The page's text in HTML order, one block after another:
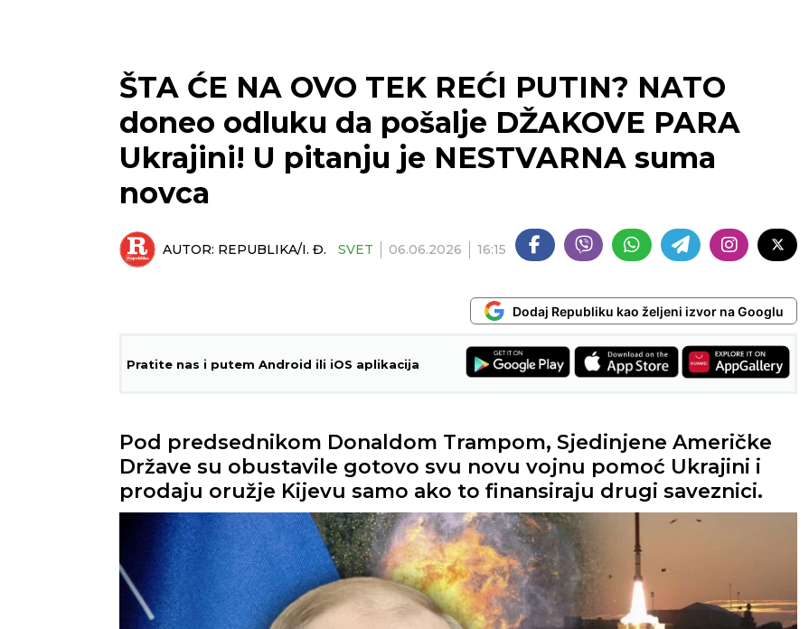
ŠTA ĆE NA OVO TEK REĆI PUTIN? NATO
doneo odluku da pošalje DŽAKOVE PARA
Ukrajini! U pitanju je NESTVARNA suma
novca
AUTOR: REPUBLIKA/I. Đ. SVET 06.06.2026 16:15
Dodaj Republiku kao željeni izvor na Googlu
Pratite nas i putem Android ili iOS aplikacija
Pod predsednikom Donaldom Trampom, Sjedinjene Američke
Države su obustavile gotovo svu novu vojnu pomoć Ukrajini i
prodaju oružje Kijevu samo ako to finansiraju drugi saveznici.